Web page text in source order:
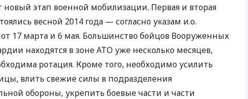
КЕШБЭКА
БАНКОВСКИМ КАРТАМ
новый этап военной мобилизации. Первая и вторая
весной 2014 года — согласно указам и.о.
17 марта и 6 мая. Большинство бойцов Вооруженных
находятся в зонеАТО уже несколько месяцев,
ротация. Кроме того, необходимо усилить
влить свежие силы в подразделения
обороны, укрепить боевые части и части